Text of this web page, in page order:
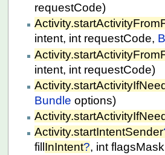
requestCode)
intent, int requestCode,
intent, int requestCode)
Bundle options)
Activity.startIntentSender
fill InIntent?, int